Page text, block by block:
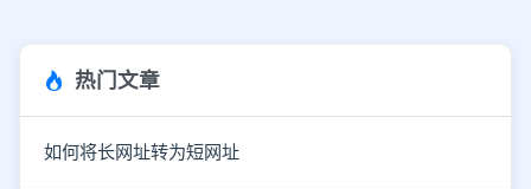
热门文章
如何将长网址转为短网址